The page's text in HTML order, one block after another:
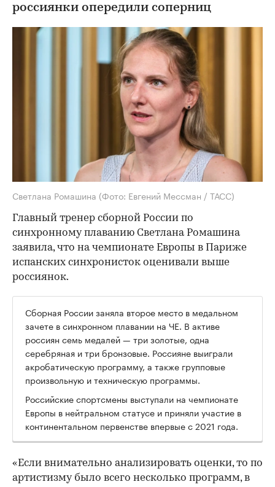
россиянки опередили соперниц
Светлана Ромашина (Фото: Евгений Мессман / ТАСС)
Главный тренер сборной России по
синхронному плаванию Светлана Ромашина
заявила, что на чемпионате Европы в Париже
испанских синхронисток оценивали выше
россиянок.
Сборная России заняла второе место в медальном
зачете в синхронном плавании на ЧЕ. В активе
россиян семь медалей — три золотые, одна
серебряная и три бронзовые. Россияне выиграли
акробатическую программу, а также групповые
произвольную и техническую программы.
Российские спортсмены выступали на чемпионате
Европы в нейтральном статусе и приняли участие в
континентальном первенстве впервые с 2021 года.
«Если внимательно анализировать оценки, то по
артистизму было всего несколько программ, в